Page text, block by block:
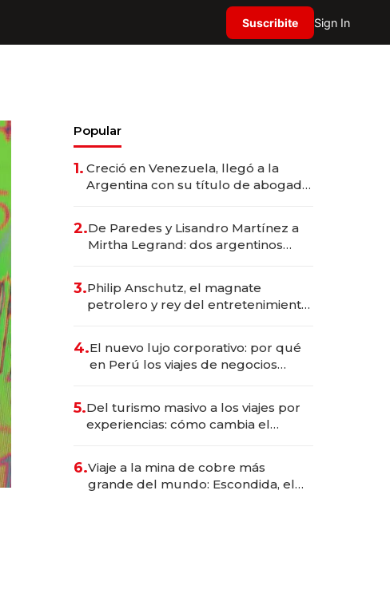
Suscribite Sign In
Popular
1. Creció en Venezuela, llegó a la
Argentina con su título de abogado
marcas "fast premium"
2.De Paredes y Lisandro Martínez a
Mirtha Legrand: dos argentinos
3.Philip Anschutz, el magnate
petrolero y rey del entretenimiento
4.El nuevo lujo corporativo: por qué
en Perú los viajes de negocios
transformadoras
5.Del turismo masivo a los viajes por
experiencias: cómo cambia el
6.Viaje a la mina de cobre más
grande del mundo: Escondida, el